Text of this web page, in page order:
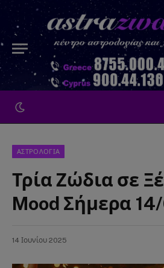
ΑΣΤΡΟΛΟΓΙΑ
Τρία Ζώδια σε
Mood Σήμερα
14 Ιουνίου 2025